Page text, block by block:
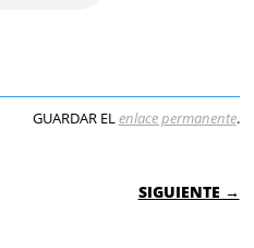
GUARDAR ELenlace permanente.
ENTRADAS
SIGUIENTE →